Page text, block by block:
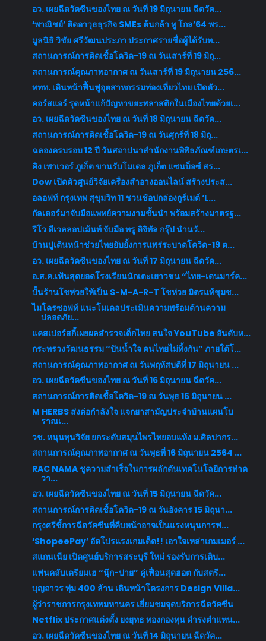
อว. เผยฉีดวัคซีนของไทย ณ วันที่ 19 มิถุนายน ฉีดวัค...
‘พาณิชย์’ ติดอาวุธธุรกิจ SMEs ต้นกล้า ทู โกล’64 พร...
มูลนิธิ วิชัย ศรีวัฒนประภา ประกาศรายชื่อผู้ได้รับท...
สถานการณ์การติดเชื้อโควิด-19 ณ วันเสาร์ที่ 19 มิถุ...
สถานการณ์คุณภาพอากาศ ณ วันเสาร์ที่ 19 มิถุนายน 256...
ททท. เดินหน้าฟื้นฟูอุตสาหกรรมท่องเที่ยวไทย เปิดตัว...
คอร์สแอร์ รุดหน้าแก้ปัญหาขยะพลาสติกในเมืองไทยด้วยเ...
อว. เผยฉีดวัคซีนของไทย ณ วันที่ 18 มิถุนายน ฉีดวัค...
สถานการณ์การติดเชื้อโควิด-19 ณ วันศุกร์ที่ 18 มิถุ...
ฉลองครบรอบ 12 ปี วันสถาปนาสำนักงานพิพิธภัณฑ์เกษตรเ...
คิง เพาเวอร์ ภูเก็ต ขานรับโมเดล ภูเก็ต แซนบ็อซ์ สร...
Dow เปิดตัวศูนย์วิจัยเครื่องสำอางออนไลน์ สร้างประส...
อลอฟท์ กรุงเทพ สุขุมวิท 11 ชวนช้อปกล่องกูร์เมต์ ‘L...
กัลเดอร์มาจับมือแพทย์ความงามชั้นนำ พร้อมสร้างมาตรฐ...
รีโว ดีเวลลอปเม้นท์ จับมือ ทรู ดิจิทัล กรุ๊ป นำนวั...
บ้านปูเดินหน้าช่วยไทยยับยั้งการแพร่ระบาดโควิด-19 ต...
อว. เผยฉีดวัคซีนของไทย ณ วันที่ 17 มิถุนายน ฉีดวัค...
อ.ส.ค.เฟ้นสุดยอดโรงเรียนนักเตะเยาวชน “ไทย-เดนมาร์ค...
ปั้นร้านโชห่วยให้เป็น S-M-A-R-T โชห่วย มิตรแท้ชุมช...
ไมโครซอฟท์ แนะโมเดลประเมินความพร้อมด้านความ
ปลอดภัย...
แคสเปอร์สกี้เผยผลสำรวจเด็กไทย สนใจ YouTube อันดับห...
กระทรวงวัฒนธรรม “ปันน้ำใจ คนไทยไม่ทิ้งกัน” ภายใต้โ...
สถานการณ์คุณภาพอากาศ ณ วันพฤหัสบดีที่ 17 มิถุนายน ...
อว. เผยฉีดวัคซีนของไทย ณ วันที่ 16 มิถุนายน ฉีดวัค...
สถานการณ์การติดเชื้อโควิด-19 ณ วันพุธ 16 มิถุนายน ...
M HERBS ส่งต่อกำลังใจ แจกยาสามัญประจำบ้านแผนโบ
ราณเ...
วช. หนุนทุนวิจัย ยกระดับสมุนไพรไทยอบแห้ง ม.ศิลปากร...
สถานการณ์คุณภาพอากาศ ณ วันพุธที่ 16 มิถุนายน 2564 ...
RAC NAMA ชูความสำเร็จในการผลักดันเทคโนโลยีการทำค
วา...
อว. เผยฉีดวัคซีนของไทย ณ วันที่ 15 มิถุนายน ฉีดวัค...
สถานการณ์การติดเชื้อโควิด-19 ณ วันอังคาร 15 มิถุนา...
กรุงศรีชี้การฉีดวัคซีนที่คืบหน้าอาจเป็นแรงหนุนการฟ...
‘ShopeePay’ อัดโปรแรงเกมเด็ด!! เอาใจเหล่าเกมเมอร์ ...
สแกนเนีย เปิดศูนย์บริการสระบุรี ใหม่ รองรับการเติบ...
แฟนคลับเตรียมเฮ “นุ๊ก-ปาย” คู่เฟื่อนสุดฮอต กับสตรี...
บุญถาวร ทุ่ม 400 ล้าน เดินหน้าโครงการ Design Villa...
ผู้ว่าราชการกรุงเทพมหานคร เยี่ยมชมจุดบริการฉีดวัคซีน
Netflix ประกาศแต่งตั้ง ยงยุทธ ทองกองทุน ดำรงตำแหน...
อว. เผยฉีดวัคซีนของไทย ณ วันที่ 14 มิถุนายน ฉีดวัค...